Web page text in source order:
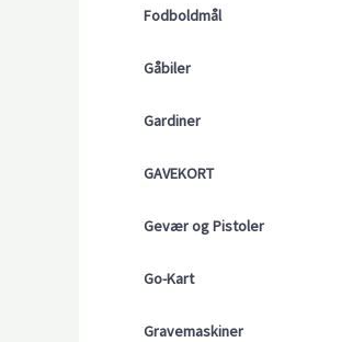
Fodboldmål
Gåbiler
Gardiner
GAVEKORT
Gevær og Pistoler
Go-Kart
Gravemaskiner